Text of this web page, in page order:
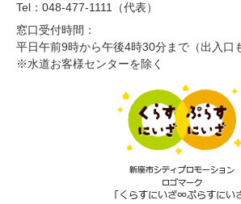
Tel：048-477-1111（代表）
窓口受付時間：
平日午前9時から午後4時30分まで（出入口
※水道お客様センターを除く